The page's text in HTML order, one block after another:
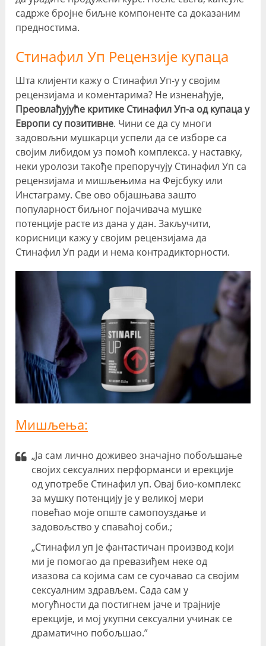
садрже бројне биљне компоненте са доказаним
предностима.
Стинафил Уп Рецензије купаца
Шта клијенти кажу о Стинафил Уп-у у својим
рецензијама и коментарима? Не изненађује,
Преовлађујуће критике Стинафил Уп-а од купаца у
Европи су позитивне. Чини се да су многи
задовољни мушкарци успели да се изборе са
својим либидом уз помоћ комплекса. у наставку,
неки уролози такође препоручују Стинафил Уп са
рецензијама и мишљењима на Фејсбуку или
Инстаграму. Све ово објашњава зашто
популарност биљног појачивача мушке
потенције расте из дана у дан. Закључити,
корисници кажу у својим рецензијама да
Стинафил Уп ради и нема контрадикторности.
Мишљења:
„Ја сам лично доживео значајно побољшање
својих сексуалних перформанси и ерекције
од употребе Стинафил уп. Овај био-комплекс
за мушку потенцију је у великој мери
повећао моје опште самопоуздање и
задовољство у спаваћој соби.;
„Стинафил уп је фантастичан производ који
ми је помогао да превазиђем неке од
изазова са којима сам се суочавао са својим
сексуалним здрављем. Сада сам у
могућности да постигнем јаче и трајније
ерекције, и мој укупни сексуални учинак се
драматично побољшао.”